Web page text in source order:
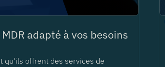
adapté à vos besoins
qu'ils offrent des services de